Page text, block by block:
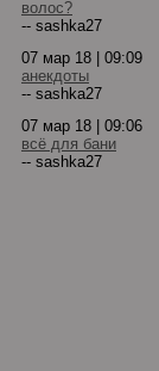
волос?
-- sashka27
07 мар 18 | 09:09
анекдоты
-- sashka27
07 мар 18 | 09:06
всё для бани
-- sashka27